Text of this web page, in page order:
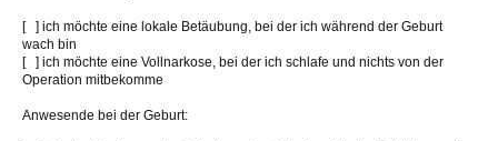
[ ] ich möchte eine lokale Betäubung, bei der ich während der Geburt
wach bin
[ ] ich möchte eine Vollnarkose, bei der ich schlafe und nichts von der
Operation mitbekomme
Anwesende bei der Geburt: